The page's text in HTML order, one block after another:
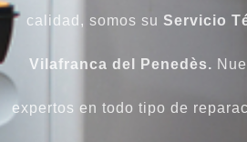
calidad, somos su Servicio
Vilafranca del Penedès.
expertos en todo tipo de